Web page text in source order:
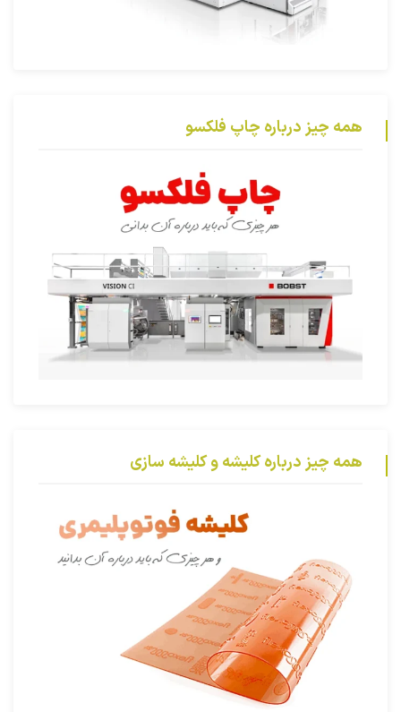
همه چیز درباره چاپ فلکسو
همه چیز درباره کلیشه و کلیشه سازی